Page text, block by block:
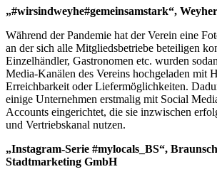
„#wirsindweyhe#gemeinsamstark“,
Während der Pandemie hat der Verein eine
an der sich alle Mitgliedsbetriebe beteiligen
Einzelhändler, Gastronomen etc. wurden
Media-Kanälen des Vereins hochgeladen mit
Erreichbarkeit oder Liefermöglichkeiten.
einige Unternehmen erstmalig mit Social
Accounts eingerichtet, die sie inzwischen
und Vertriebskanal nutzen.
„Instagram-Serie #mylocals_BS“,
Stadtmarketing GmbH